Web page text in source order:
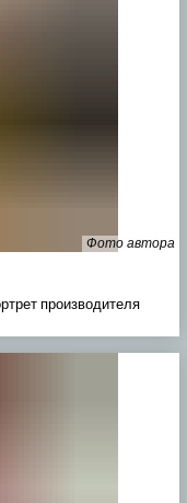
Фото автора
производителя